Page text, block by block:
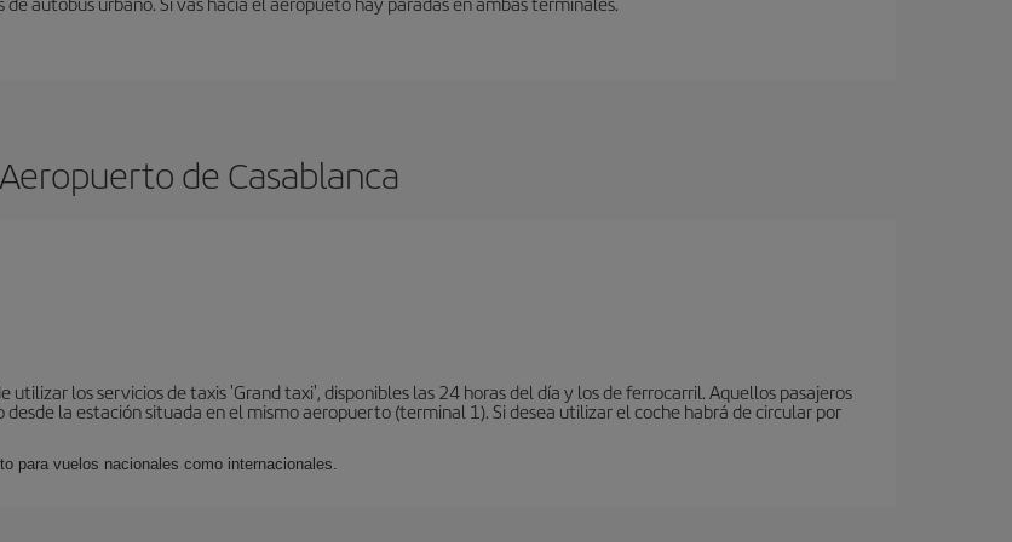
Aeropuerto de Casablanca
los servicios de taxis 'Grand taxi', disponibles las 24 horas del día y los de ferrocarril. Aquellos pasajeros
la estación situada en el mismo aeropuerto (terminal 1). Si desea utilizar el coche habrá de circular por
para vuelos nacionales como internacionales.